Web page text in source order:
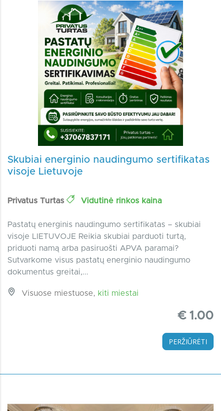
Skubiai energinio naudingumo sertifikatas
visoje Lietuvoje
Privatus Turtas Vidutinė rinkos kaina
Pastatų energinis naudingumo sertifikatas – skubiai
visoje LIETUVOJE Reikia skubiai parduoti turtą,
priduoti namą arba pasiruošti APVA paramai?
Sutvarkome visus pastatų energinio naudingumo
dokumentus greitai,...
Visuose miestuose, kiti miestai
€ 1.00
PERŽIŪRĖTI